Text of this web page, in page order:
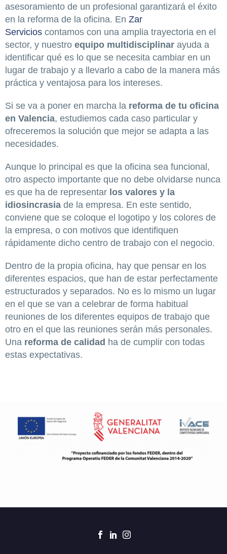
asesoramiento de un profesional garantizará el éxito
en la reforma de la oficina. En Zar
Servicios contamos con una amplia trayectoria en el
sector, y nuestro equipo multidisciplinar ayuda a
identificar qué es lo que se necesita cambiar en un
lugar de trabajo y a llevarlo a cabo de la manera más
práctica y ventajosa para los intereses.
Si se va a poner en marcha la reforma de tu oficina
en Valencia, estudiemos cada caso particular y
ofreceremos la solución que mejor se adapta a las
necesidades.
Aunque lo principal es que la oficina sea funcional,
otro aspecto importante que no debe olvidarse nunca
es que ha de representar los valores y la
idiosincrasia de la empresa. En este sentido,
conviene que se coloque el logotipo y los colores de
la empresa, o con motivos que identifiquen
rápidamente dicho centro de trabajo con el negocio.
Dentro de la propia oficina, hay que pensar en los
diferentes espacios, que han de estar perfectamente
estructurados y separados. No es lo mismo un lugar
en el que se van a celebrar de forma habitual
reuniones de los diferentes equipos de trabajo que
otro en el que las reuniones serán más personales.
Una reforma de calidad ha de cumplir con todas
estas expectativas.